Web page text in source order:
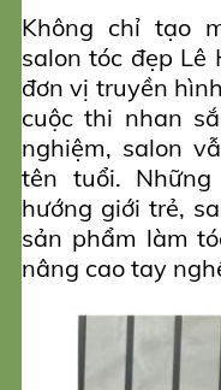
Không chỉ tạo
salon tóc đẹp Lê
đơn vị truyền
cuộc thi nhan
nghiệm, salon
tên tuổi.
hướng giới trẻ,
sản phẩm làm
nâng cao tay